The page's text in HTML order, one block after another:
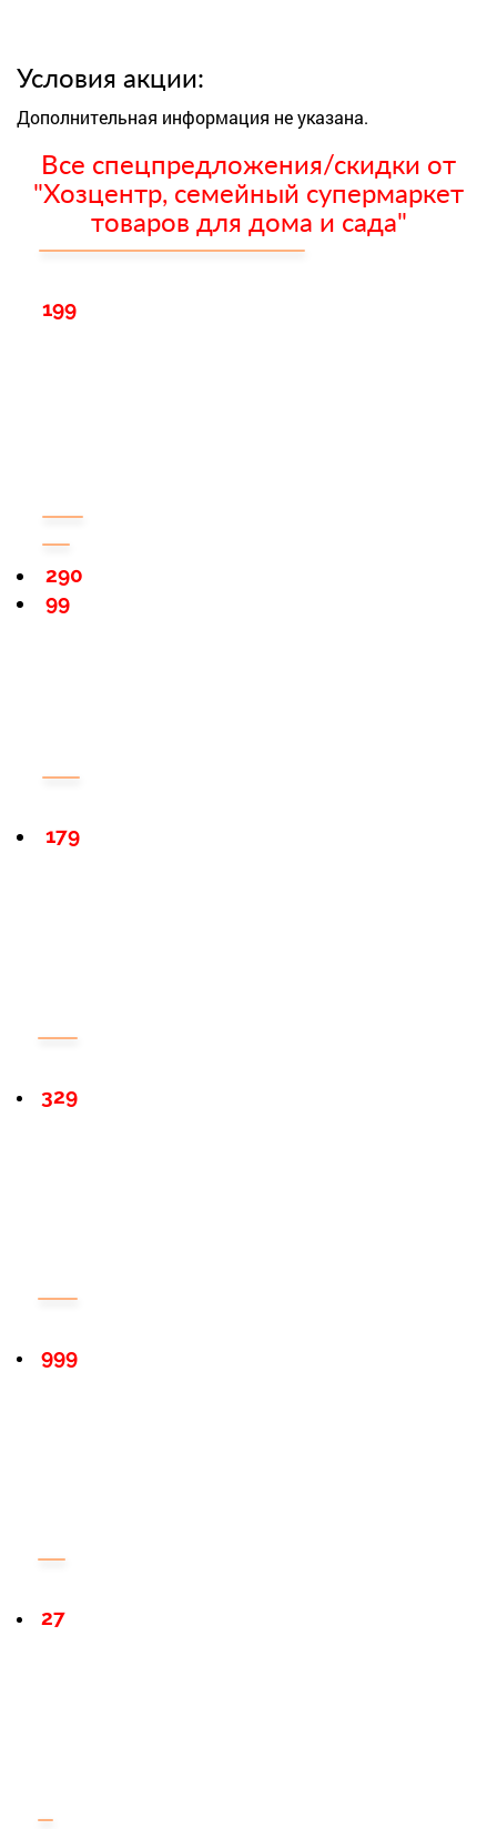
Условия акции:
Дополнительная информация не указана.
Все спецпредложения/скидки от
"Хозцентр, семейный супермаркет
товаров для дома и сада"
199
99
290
179
329
999
27